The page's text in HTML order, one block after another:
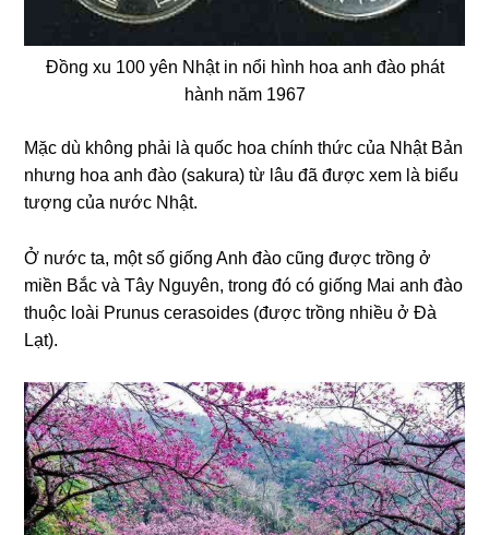
Đồng xu 100 yên Nhật in nổi hình hoa anh đào phát
hành năm 1967
Mặc dù không phải là quốc hoa chính thức của Nhật Bản
nhưng hoa anh đào (sakura) từ lâu đã được xem là biểu
tượng của nước Nhật.
Ở nước ta, một số giống Anh đào cũng được trồng ở
miền Bắc và Tây Nguyên, trong đó có giống Mai anh đào
thuộc loài Prunus cerasoides (được trồng nhiều ở Đà
Lạt).